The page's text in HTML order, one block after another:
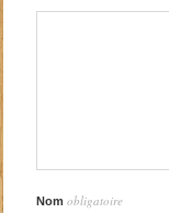
Nom obligatoire